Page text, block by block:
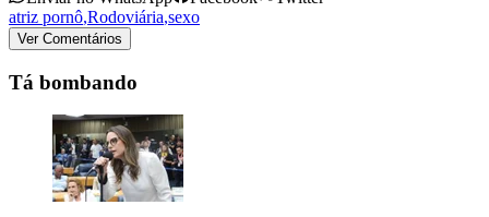
atriz pornô,Rodoviária,sexo
Ver Comentários
Tá bombando